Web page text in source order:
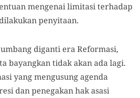
mengenai limitasi terhadap
penyitaan.
diganti era Reformasi,
bayangkan tidak akan ada lagi.
yang mengusung agenda
dan penegakan hak asasi